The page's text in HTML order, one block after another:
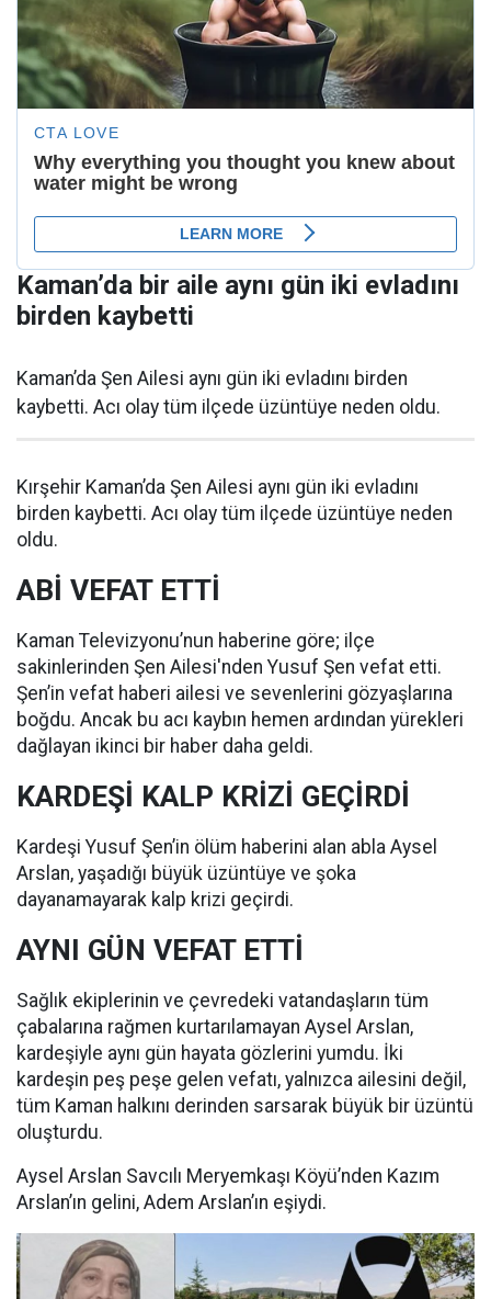
Kaman’da bir aile aynı gün iki evladını
birden kaybetti
Kaman’da Şen Ailesi aynı gün iki evladını birden
kaybetti. Acı olay tüm ilçede üzüntüye neden oldu.
Kırşehir Kaman’da Şen Ailesi aynı gün iki evladını
birden kaybetti. Acı olay tüm ilçede üzüntüye neden
oldu.
ABİ VEFAT ETTİ
Kaman Televizyonu’nun haberine göre; ilçe
sakinlerinden Şen Ailesi'nden Yusuf Şen vefat etti.
Şen’in vefat haberi ailesi ve sevenlerini gözyaşlarına
boğdu. Ancak bu acı kaybın hemen ardından yürekleri
dağlayan ikinci bir haber daha geldi.
KARDEŞİ KALP KRİZİ GEÇİRDİ
Kardeşi Yusuf Şen’in ölüm haberini alan abla Aysel
Arslan, yaşadığı büyük üzüntüye ve şoka
dayanamayarak kalp krizi geçirdi.
AYNI GÜN VEFAT ETTİ
Sağlık ekiplerinin ve çevredeki vatandaşların tüm
çabalarına rağmen kurtarılamayan Aysel Arslan,
kardeşiyle aynı gün hayata gözlerini yumdu. İki
kardeşin peş peşe gelen vefatı, yalnızca ailesini değil,
tüm Kaman halkını derinden sarsarak büyük bir üzüntü
oluşturdu.
Aysel Arslan Savcılı Meryemkaşı Köyü’nden Kazım
Arslan’ın gelini, Adem Arslan’ın eşiydi.